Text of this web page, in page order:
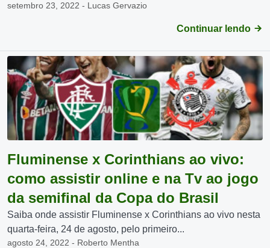
setembro 23, 2022 - Lucas Gervazio
Continuar lendo
Fluminense x Corinthians ao vivo:
como assistir online e na Tv ao jogo
da semifinal da Copa do Brasil
Saiba onde assistir Fluminense x Corinthians ao vivo nesta
quarta-feira, 24 de agosto, pelo primeiro...
agosto 24, 2022 - Roberto Mentha